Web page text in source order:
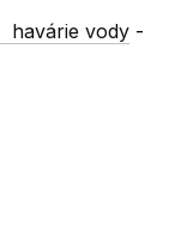
havárie vody -